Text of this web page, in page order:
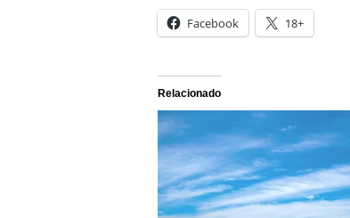
Facebook 18+
Relacionado